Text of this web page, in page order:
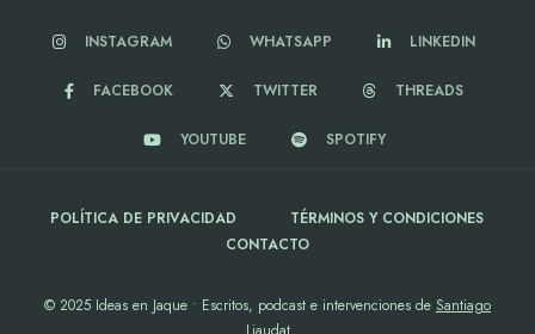
INSTAGRAM WHATSAPP LINKEDIN
FACEBOOK TWITTER THREADS
YOUTUBE SPOTIFY
POLÍTICA DE PRIVACIDAD
TÉRMINOS Y CONDICIONES
CONTACTO
© 2025 Ideas en Jaque • Escritos, podcast e intervenciones de Santiago